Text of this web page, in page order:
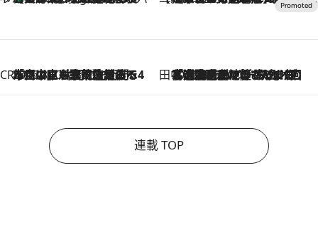
CREA'S CHOICE
2026.8.7
「立川にも歌舞伎があるんだよ」 片岡仁左衛門・市川中車ら豪華座組みで4年目の立川立飛歌舞伎へ 田中稲の勝手に再ブーム
2026.8.7
「湘南乃風に憧れて」観客大盛上がりの“タオル回し”に、ラッパー顔負けの高速歌唱まで…さだまさし（74）のアグレッシブすぎる現在地
連載 TOP